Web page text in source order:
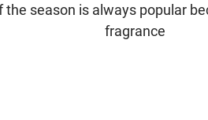
the season is always popular
fragrance